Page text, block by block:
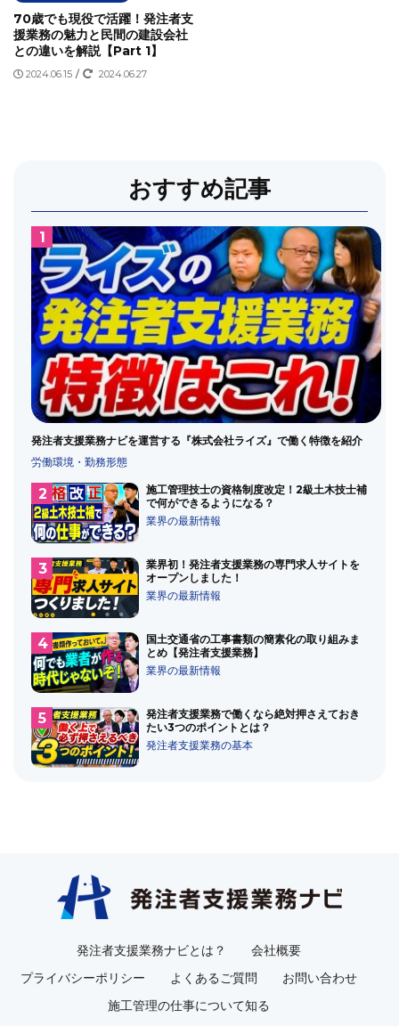
道路許認可審査・適正化指導業務
遠隔臨場
鉄道運輸機構 関東の受注順位
70歳でも現役で活躍！発注者支
援業務の魅力と民間の建設会社
との違いを解説【Part 1】
2024.06.15 / 2024.06.27
おすすめ記事
発注者支援業務ナビを運営する『株式会社ライズ』で働く特徴を紹介
労働環境・勤務形態
施工管理技士の資格制度改定！2級土木技士補
で何ができるようになる？
業界の最新情報
業界初！発注者支援業務の専門求人サイトを
オープンしました！
業界の最新情報
国土交通省の工事書類の簡素化の取り組みま
とめ【発注者支援業務】
業界の最新情報
発注者支援業務で働くなら絶対押さえておき
たい3つのポイントとは？
発注者支援業務の基本
発注者支援業務ナビとは？
会社概要
プライバシーポリシー
よくあるご質問
お問い合わせ
施工管理の仕事について知る